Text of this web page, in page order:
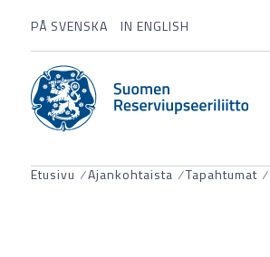
PÅ SVENSKA IN ENGLISH
Etusivu ⁄Ajankohtaista ⁄Tapahtumat ⁄